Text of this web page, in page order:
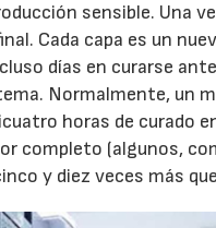
sensible. Una
Cada capa es un
días en curarse
Normalmente, un
horas de curado
completo (algunos,
y diez veces más